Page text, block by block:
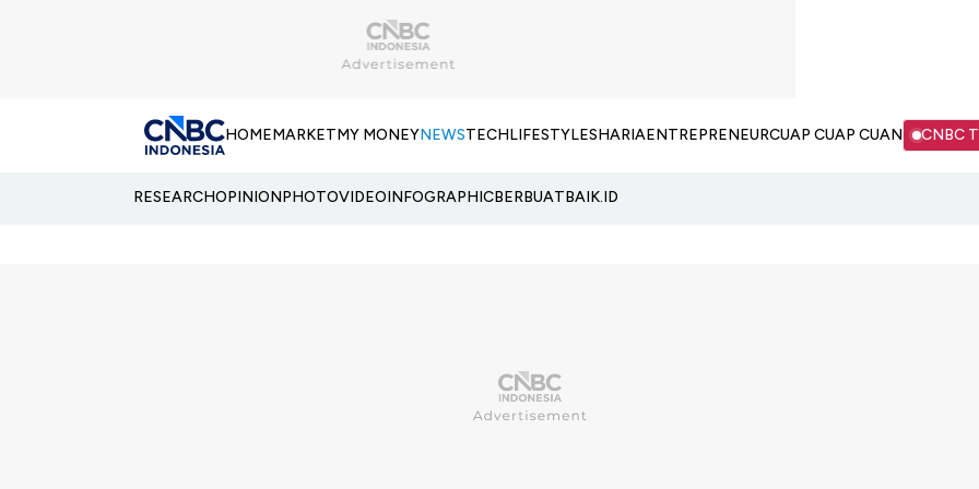
HOMEMARKETMY MONEYNEWSTECHLIFESTYLESHARIAENTREPRENEURCUAP CUAP CUAN CNBC
RESEARCHOPINIONPHOTOVIDEOINFOGRAPHICBERBUATBAIK.ID